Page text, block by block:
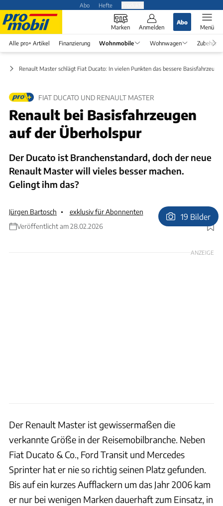
Abo Hefte
Marken Anmelden
Abo
Menü
Alle pro+ Artikel Finanzierung Wohnmobile Wohnwagen Zubehör
Renault Master schlägt Fiat Ducato: In vielen Punkten das bessere Basisfahrzeug
FIAT DUCATO UND RENAULT MASTER
Renault bei Basisfahrzeugen
auf der Überholspur
Der Ducato ist Branchenstandard, doch der neue
Renault Master will vieles besser machen.
Gelingt ihm das?
Jürgen Bartosch
exklusiv für Abonnenten
Veröffentlicht am 28.02.2026
Foto: Ingolf Pompe
19 Bilder
ANZEIGE
Der Renault Master ist gewissermaßen die
verkannte Größe in der Reisemobilbranche. Neben
Fiat Ducato & Co., Ford Transit und Mercedes
Sprinter hat er nie so richtig seinen Platz gefunden.
Bis auf ein kurzes Aufflackern um das Jahr 2006 kam
er nur bei wenigen Marken dauerhaft zum Einsatz, in